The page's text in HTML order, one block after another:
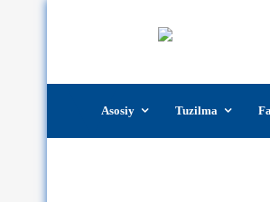
content
Asosiy Tuzilma